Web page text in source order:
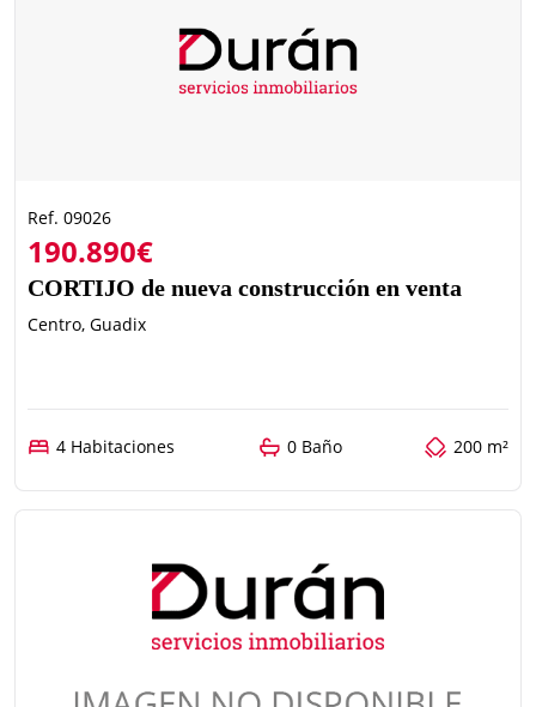
Ref. 09026
190.890€
CORTIJO de nueva construcción en venta
Centro, Guadix
4 Habitaciones 0 Baño 200 m²